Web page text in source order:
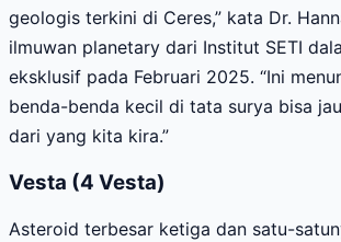
geologis terkini di Ceres,” kata Dr.
ilmuwan planetary dari Institut SETI
eksklusif pada Februari 2025. “Ini
benda-benda kecil di tata surya bisa
dari yang kita kira.”
Vesta (4 Vesta)
Asteroid terbesar ketiga dan satu-